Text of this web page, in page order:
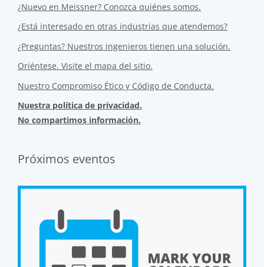
¿Nuevo en Meissner? Conozca quiénes somos.
¿Está interesado en otras industrias que atendemos?
¿Preguntas? Nuestros ingenieros tienen una solución.
Oriéntese. Visite el mapa del sitio.
Nuestro Compromiso Ético y Código de Conducta.
Nuestra política de privacidad.
No compartimos información.
Próximos eventos